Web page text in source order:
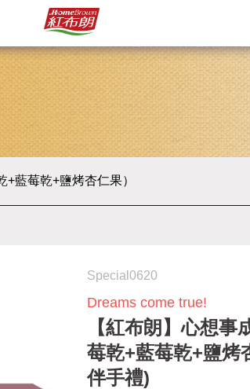
藍莓乾+鹽烤杏仁果）
Special0620
Dreams come true!
【紅布朗】心想
莓乾+藍莓乾+鹽烤
伴手禮)